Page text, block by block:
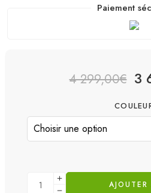
Paiement
4 299,00€ 3